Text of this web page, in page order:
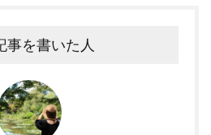
事を書いた人